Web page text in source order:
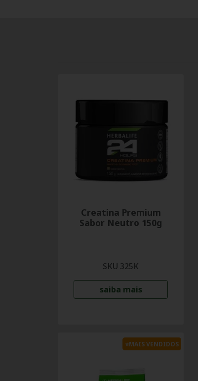
Creatina Premium
Sabor Neutro 150g
SKU 325K
saiba mais
⭐MAIS VENDIDOS